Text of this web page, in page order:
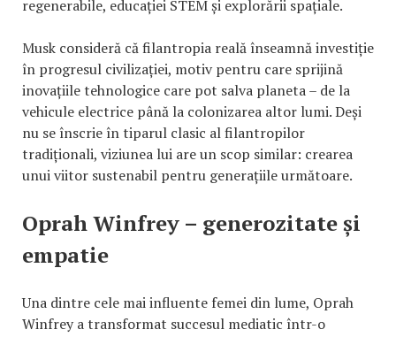
regenerabile, educației STEM și explorării spațiale.
Musk consideră că filantropia reală înseamnă investiție
în progresul civilizației, motiv pentru care sprijină
inovațiile tehnologice care pot salva planeta – de la
vehicule electrice până la colonizarea altor lumi. Deși
nu se înscrie în tiparul clasic al filantropilor
tradiționali, viziunea lui are un scop similar: crearea
unui viitor sustenabil pentru generațiile următoare.
Oprah Winfrey – generozitate și
empatie
Una dintre cele mai influente femei din lume, Oprah
Winfrey a transformat succesul mediatic într-o